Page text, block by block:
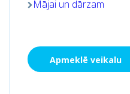
Mājai un dārzam
Apmeklē veikalu